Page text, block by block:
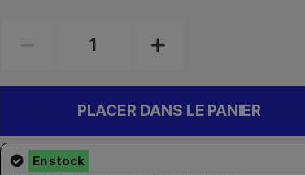
PLACER DANS LE PANIER